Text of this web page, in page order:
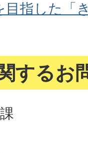
目指した「
するお